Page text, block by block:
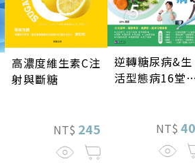
高濃度維生素C注
射與斷糖
NT$ 245
逆轉糖尿病&生
活型態病16堂
NT$